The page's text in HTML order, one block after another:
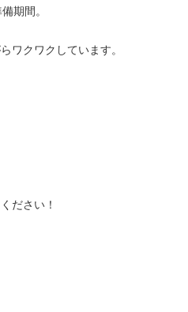
期間。
ワクワクしています。
ださい！